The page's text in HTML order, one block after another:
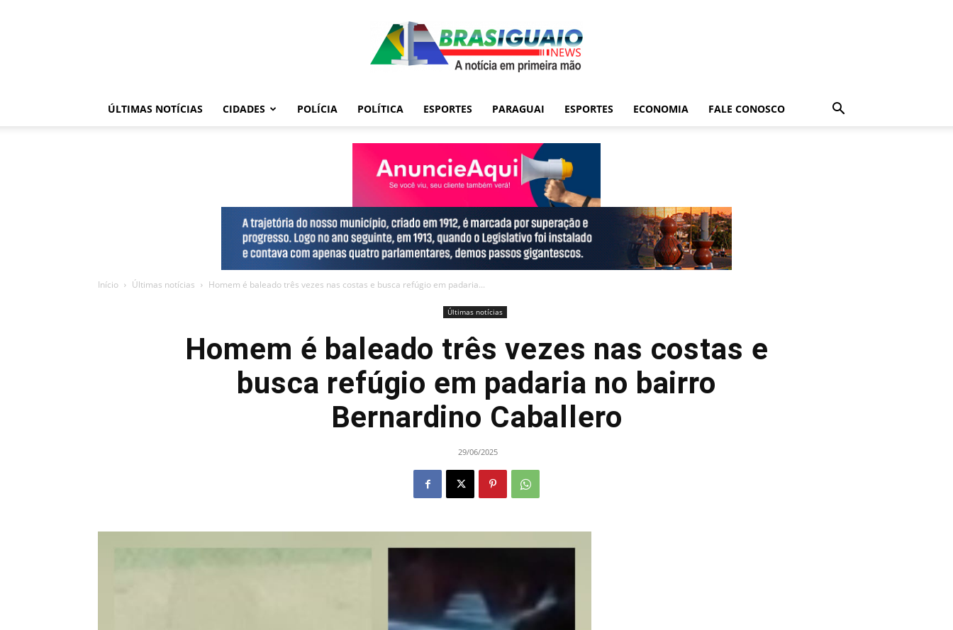
ÚLTIMAS NOTÍCIAS CIDADES POLÍCIA POLÍTICA ESPORTES PARAGUAI ESPORTES ECONOMIA FALE CONOSCO
Início Últimas notícias Homem é baleado três vezes nas costas e busca refúgio em padaria...
Últimas notícias
Homem é baleado três vezes nas costas e
busca refúgio em padaria no bairro
Bernardino Caballero
29/06/2025